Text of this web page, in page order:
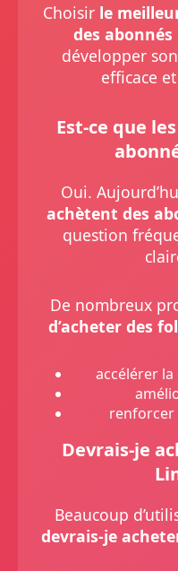
Choisir le
des
développer
efficace
Est-ce que
Oui.
achètent des
question
De nombreux
d’acheter des
accélérer
renforcer
Devrais-je
Beaucoup
devrais-je